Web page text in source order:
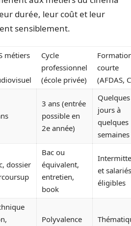
durée, leur coût et leur
sensiblement.
métiers
Cycle
professionnel
(école privée)
courte
(AFDAS,
3 ans (entrée
possible en
2e année)
Quelques
jours à
quelques
semaines
dossier
Bac ou
équivalent,
entretien,
book
et salariés
éligibles
Polyvalence